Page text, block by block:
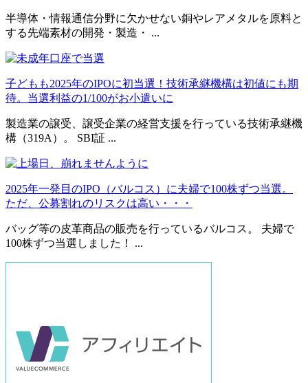
半導体・情報通信分野に欠かせない銅やレアメタルを原料と
する先端素材の開発・製造・ ...
子どもも2025年のIPOに初当選！技術承継機構は初値にも期
待。当選利益の1/100がお小遣いに
製造業の譲受、譲受企業の経営支援を行っている技術承継機
構（319A）。 SBI証 ...
2025年一発目のIPO（バルコス）に夫婦で100株ずつ当選。
ただ、公募割れのリスクは高い・・・
バッグ等の皮革商品の販売を行っているバルコス。 夫婦で
100株ずつ当選しました！ ...